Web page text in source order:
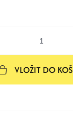
VLOŽIT DO